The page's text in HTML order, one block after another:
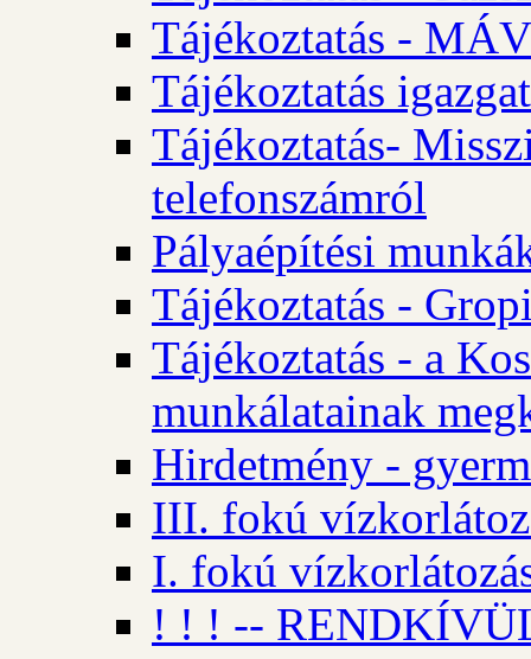
Tájékoztatás -
Tájékoztatás
Tájékoztatás-
telefonszámról
Pályaépítési
Tájékoztatás -
Tájékoztatás - a
munkálatainak
Hirdetmény -
III. fokú
I. fokú
! ! ! --